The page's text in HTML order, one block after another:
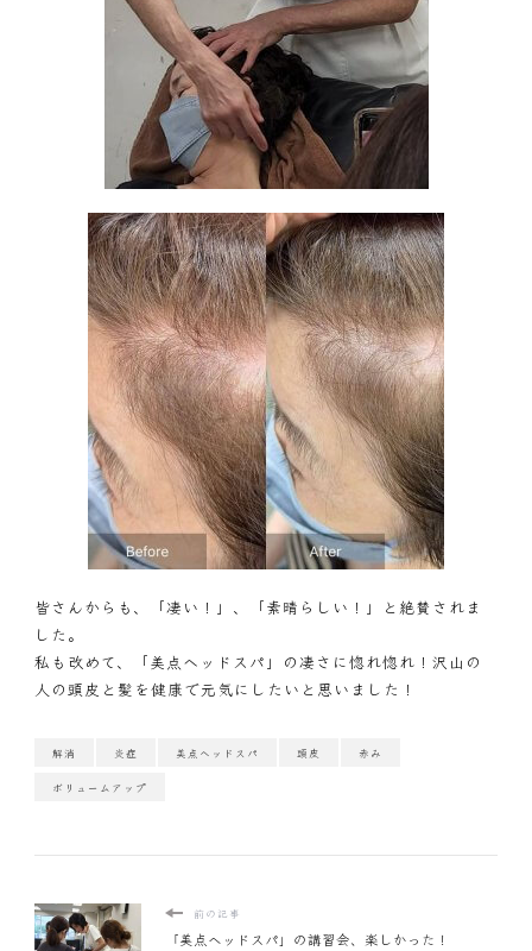
皆さんからも、「凄い！」、「素晴らしい！」と絶賛されま
した。
私も改めて、「美点ヘッドスパ」の凄さに惚れ惚れ！沢山の
人の頭皮と髪を健康で元気にしたいと思いました！
解消 炎症 美点ヘッドスパ 頭皮 赤み
ボリュームアップ
前の記事
「美点ヘッドスパ」の講習会、楽しかった！